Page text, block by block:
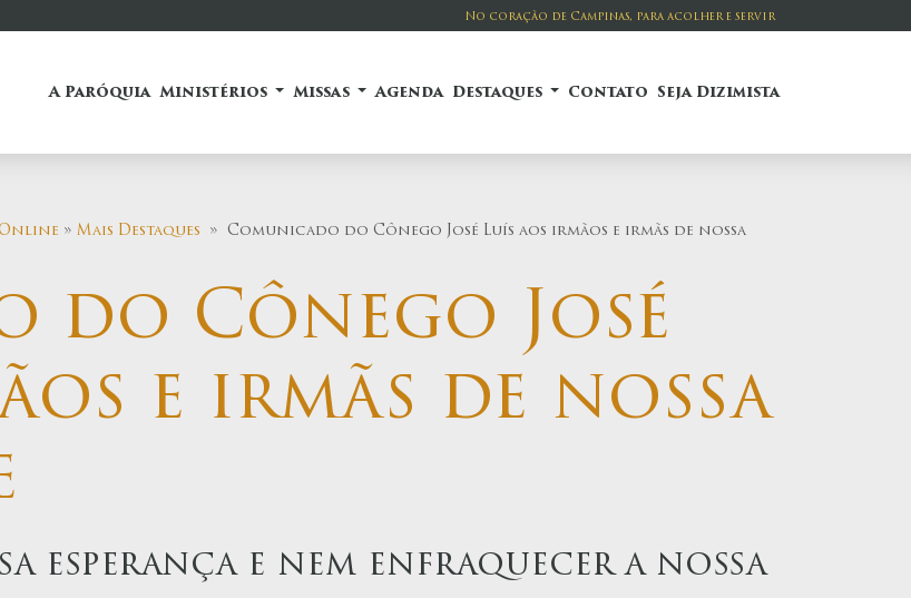
No coração de Campinas, para acolher e servir
A Paróquia Ministérios Missas Agenda Destaques Contato Seja Dizimista
» Mais Destaques » Comunicado do Cônego José Luís aos irmãos e irmãs de nossa
do Cônego José
e irmãs de nossa
esperança e nem enfraquecer a nossa